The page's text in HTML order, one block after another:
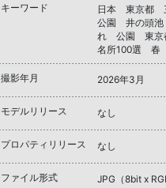
キーワード
日本 東京都
公園 井の頭
れ 公園 東京
名所100選 春
撮影年月 2026年3月
モデルリリース なし
プロパティリリース なし
ファイル形式 JPG（8bit x